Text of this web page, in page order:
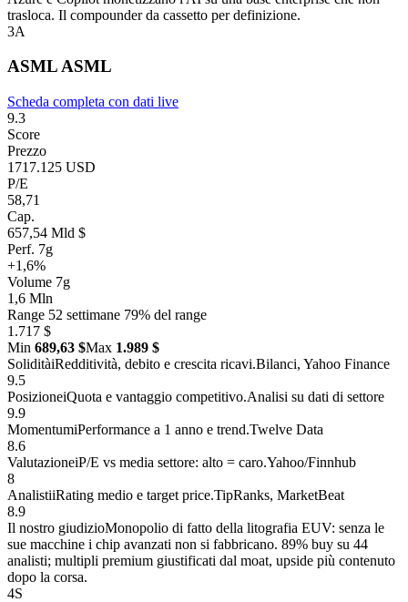
trasloca. Il compounder da cassetto per definizione.
3A
ASMLASML
Scheda completa con dati live
9.3
Score
Prezzo
1717.125 USD
P/E
58,71
Cap.
657,54 Mld $
Perf. 7g
+1,6%
Volume 7g
1,6 Mln
Range 52 settimane 79% del range
1.717 $
Min 689,63 $Max 1.989 $
SoliditàiRedditività, debito e crescita ricavi.Bilanci, Yahoo Finance
9.5
PosizioneiQuota e vantaggio competitivo.Analisi su dati di settore
9.9
MomentumiPerformance a 1 anno e trend.Twelve Data
8.6
ValutazioneiP/E vs media settore: alto = caro.Yahoo/Finnhub
8
AnalistiiRating medio e target price.TipRanks, MarketBeat
8.9
Il nostro giudizioMonopolio di fatto della litografia EUV: senza le
sue macchine i chip avanzati non si fabbricano. 89% buy su 44
analisti; multipli premium giustificati dal moat, upside più contenuto
dopo la corsa.
4S